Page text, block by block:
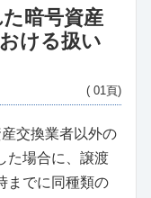
暗号資産
ける扱い
( 01頁)
交換業者以外の
た場合に、譲渡
までに同種類の